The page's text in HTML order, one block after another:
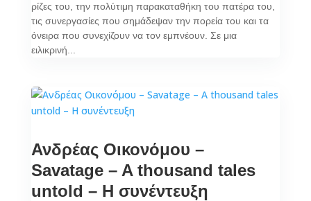
ρίζες του, την πολύτιμη παρακαταθήκη του πατέρα του,
τις συνεργασίες που σημάδεψαν την πορεία του και τα
όνειρα που συνεχίζουν να τον εμπνέουν. Σε μια
ειλικρινή...
Ανδρέας Οικονόμου –
Savatage – A thousand tales
untold – H συνέντευξη